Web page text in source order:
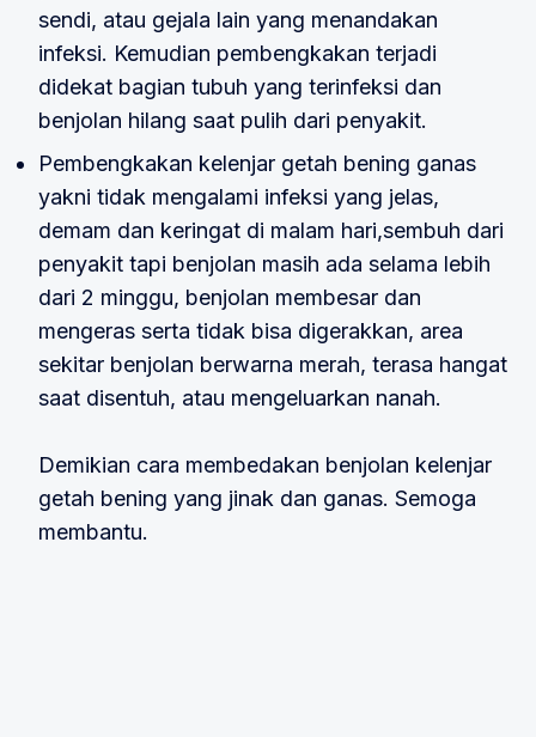
sendi, atau gejala lain yang menandakan
infeksi. Kemudian pembengkakan terjadi
didekat bagian tubuh yang terinfeksi dan
benjolan hilang saat pulih dari penyakit.
Pembengkakan kelenjar getah bening ganas
yakni tidak mengalami infeksi yang jelas,
demam dan keringat di malam hari,sembuh dari
penyakit tapi benjolan masih ada selama lebih
dari 2 minggu, benjolan membesar dan
mengeras serta tidak bisa digerakkan, area
sekitar benjolan berwarna merah, terasa hangat
saat disentuh, atau mengeluarkan nanah.
Demikian cara membedakan benjolan kelenjar
getah bening yang jinak dan ganas. Semoga
membantu.